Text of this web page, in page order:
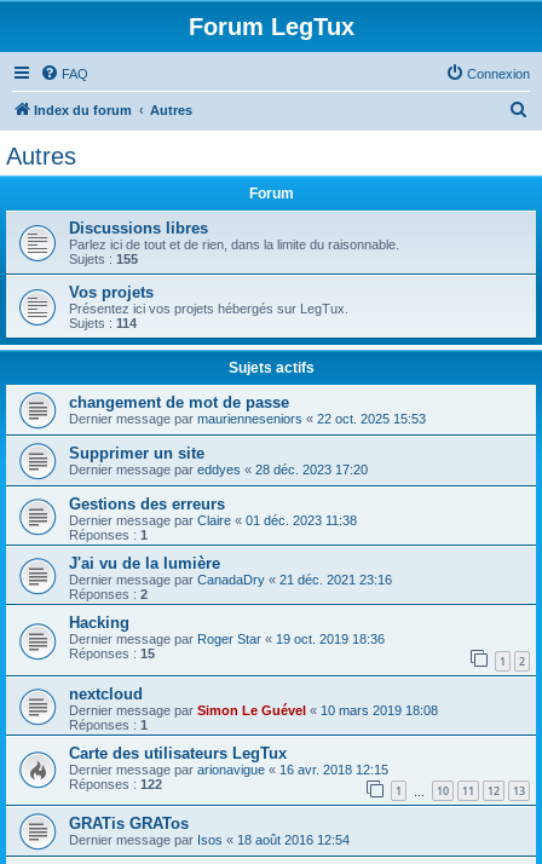
Forum LegTux
FAQ Connexion
Index du forum Autres
e
Autres
Forum
Discussions libres
Parlez ici de tout et de rien, dans la limite du raisonnable.
Sujets : 155
Vos projets
Présentez ici vos projets hébergés sur LegTux.
Sujets : 114
Sujets actifs
changement de mot de passe
Dernier message par maurienneseniors « 22 oct. 2025 15:53
Supprimer un site
Dernier message par eddyes « 28 déc. 2023 17:20
Gestions des erreurs
Dernier message par Claire « 01 déc. 2023 11:38
Réponses : 1
J'ai vu de la lumière
Dernier message par CanadaDry « 21 déc. 2021 23:16
Réponses : 2
Hacking
Dernier message par Roger Star « 19 oct. 2019 18:36
Réponses : 15 1 2
nextcloud
Dernier message par Simon Le Guével « 10 mars 2019 18:08
Réponses : 1
Carte des utilisateurs LegTux
Dernier message par arionavigue « 16 avr. 2018 12:15
Réponses : 122 1 10 11 12 13
GRATis GRATos
Dernier message par Isos « 18 août 2016 12:54